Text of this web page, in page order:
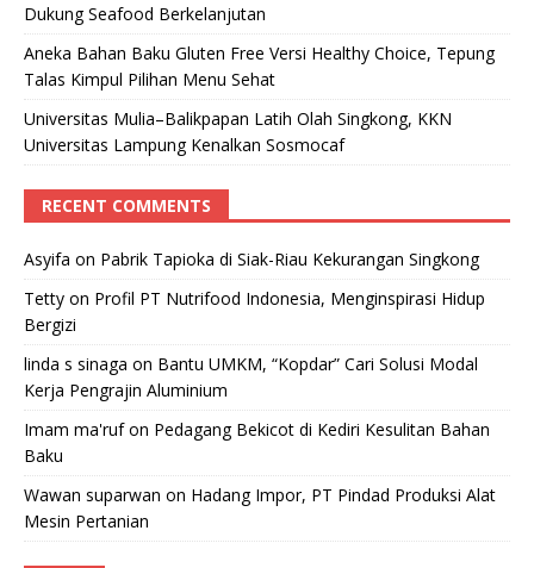
Dukung Seafood Berkelanjutan
Aneka Bahan Baku Gluten Free Versi Healthy Choice, Tepung
Talas Kimpul Pilihan Menu Sehat
Universitas Mulia–Balikpapan Latih Olah Singkong, KKN
Universitas Lampung Kenalkan Sosmocaf
RECENT COMMENTS
Asyifa on Pabrik Tapioka di Siak-Riau Kekurangan Singkong
Tetty on Profil PT Nutrifood Indonesia, Menginspirasi Hidup
Bergizi
linda s sinaga on Bantu UMKM, “Kopdar” Cari Solusi Modal
Kerja Pengrajin Aluminium
Imam ma'rufon Pedagang Bekicot di Kediri Kesulitan Bahan
Baku
Wawan suparwan on Hadang Impor, PT Pindad Produksi Alat
Mesin Pertanian